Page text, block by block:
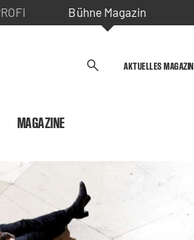
Bühne Magazin
AKTUELLES MAGAZIN
MAGAZINE